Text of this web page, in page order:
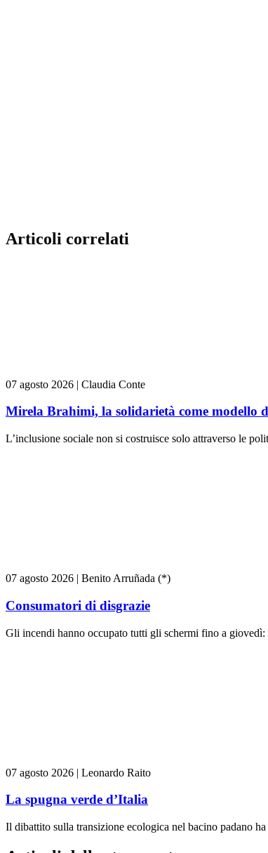
Articoli correlati
07 agosto 2026 | Claudia Conte
Mirela Brahimi, la solidarietà come modello
L’inclusione sociale non si costruisce solo attraverso le
07 agosto 2026 | Benito Arruñada (*)
Consumatori di disgrazie
Gli incendi hanno occupato tutti gli schermi fino a
07 agosto 2026 | Leonardo Raito
La spugna verde d’Italia
Il dibattito sulla transizione ecologica nel bacino padano